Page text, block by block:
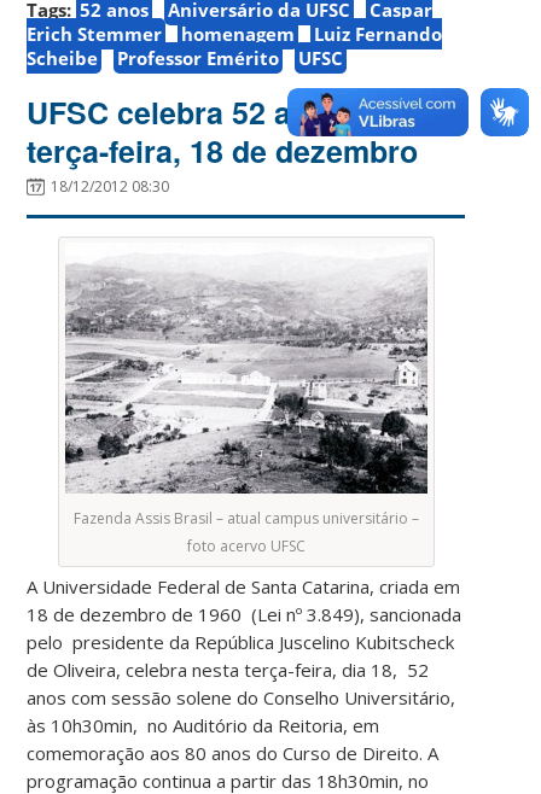
Tags: 52 anos Aniversário da UFSC
Caspar
Erich Stemmer
homenagem
Luiz Fernando
Scheibe
Professor Emérito UFSC
UFSC celebra 52 anos nesta
terça-feira, 18 de dezembro
18/12/2012 08:30
Fazenda Assis Brasil – atual campus universitário –
foto acervo UFSC
A Universidade Federal de Santa Catarina, criada em
18 de dezembro de 1960 (Lei nº 3.849), sancionada
pelo presidente da República Juscelino Kubitscheck
de Oliveira, celebra nesta terça-feira, dia 18, 52
anos com sessão solene do Conselho Universitário,
às 10h30min, no Auditório da Reitoria, em
comemoração aos 80 anos do Curso de Direito. A
programação continua a partir das 18h30min, no